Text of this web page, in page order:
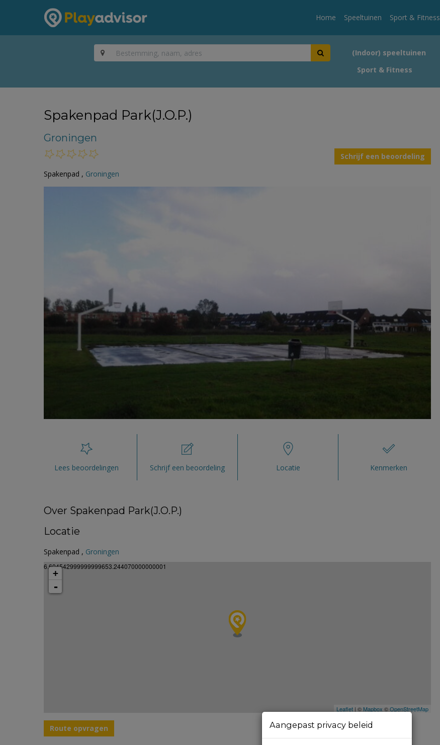
Home Speeltuinen Sport & Fitness
(Indoor) speeltuinen
Sport & Fitness
Spakenpad Park(J.O.P.)
Groningen
Schrijf een beoordeling
Spakenpad , Groningen
Lees beoordelingen Schrijf een beoordeling Locatie Kenmerken
Over Spakenpad Park(J.O.P.)
Locatie
Spakenpad , Groningen
6.604542999999999653.244070000000001
+
-
Leaflet | ©Mapbox ©OpenStreetMap
Route opvragen Aangepast privacy beleid